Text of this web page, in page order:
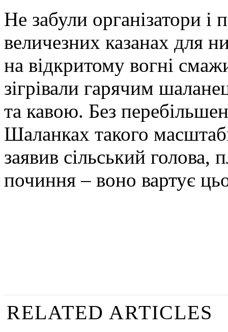
Не забули організатори
величезних казанах для
на відкритому вогні
зігрівали гарячим
та кавою. Без
Шаланках такого
заявив сільський
починня – воно вартує
RELATED ARTICLES